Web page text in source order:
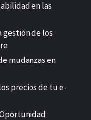
en las
gestión de los
mudanzas en
precios de tu e-